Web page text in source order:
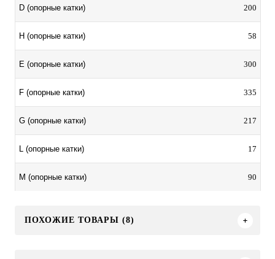
D (опорные катки) 200
H (опорные катки) 58
E (опорные катки) 300
F (опорные катки) 335
G (опорные катки) 217
L (опорные катки) 17
M (опорные катки) 90
ПОХОЖИЕ ТОВАРЫ (8)